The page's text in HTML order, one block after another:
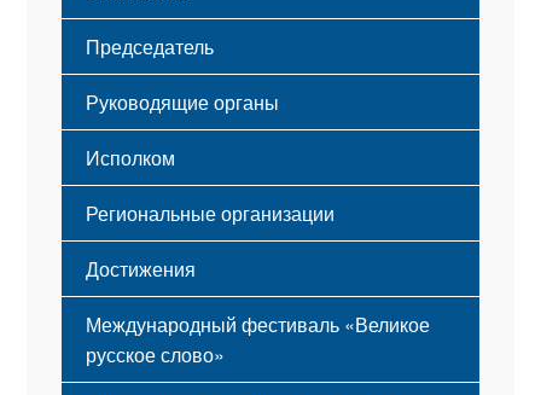
Структура
Мероприятия
Флаг
Герб
Гимн
Председатель
Руководящие органы
Исполком
Региональные организации
Достижения
Международный фестиваль «Великое
русское слово»